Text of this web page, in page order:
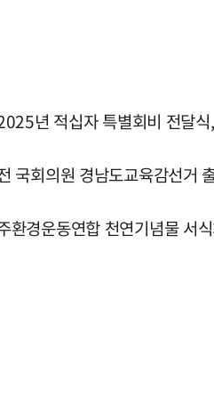
년 적십자 특별회비 전달식
회의원 경남도교육감선거
경운동연합 천연기념물 서